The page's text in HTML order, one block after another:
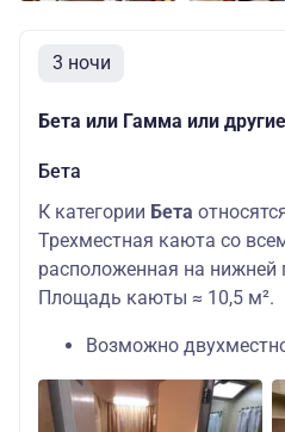
3 ночи
Бета или Гамма или
Бета
К категории Бета
Трехместная каюта со
расположенная на нижней
Площадь каюты ≈ 10,5 м².
Возможно